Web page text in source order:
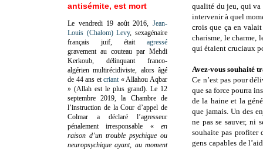
qualité du jeu, qui va
intervenir à quel
crois que ça en
charisme, le charme,
qui étaient cruciaux
Avez-vous souhaité
Ce n’est pas pour
que sa force pourra
de la haine et la
que jamais. Un des
ne pas se sauver, ni
souhaite pas profiter
gens capables de
antisémite, est mort
Le vendredi 19 août 2016, Jean-
Louis (Chalom) Levy, sexagénaire
français juif, était agressé
gravement au couteau par Mehdi
Kerkoub, délinquant franco-
algérien multirécidiviste, alors âgé
de 44 ans etcriant « Allahou Aqbar
» (Allah est le plus grand). Le 12
septembre 2019, la Chambre de
l’instruction de la Cour d’appel de
Colmar a déclaré l’agresseur
pénalement irresponsable «en
raison d’un trouble psychique ou
neuropsychique ayant, au moment